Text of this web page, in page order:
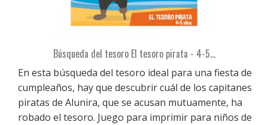
Búsqueda del tesoro El tesoro pirata - 4-5...
En esta búsqueda del tesoro ideal para una fiesta de
cumpleaños, hay que descubrir cuál de los capitanes
piratas de Alunira, que se acusan mutuamente, ha
robado el tesoro. Juego para imprimir para niños de